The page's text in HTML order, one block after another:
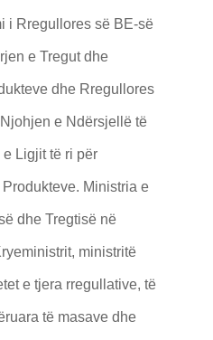
i Rregullores së BE-së
e Tregut dhe
dhe Rregullores
e Ndërsjellë të
Ligjit të ri për
Ministria e
dhe Tregtisë në
ministritë
e tjera rregullative, të
të masave dhe